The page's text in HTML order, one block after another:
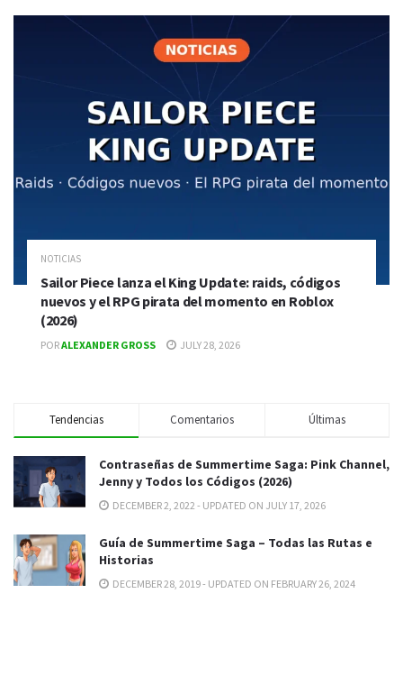
NOTICIAS
Sailor Piece lanza el King Update: raids, códigos
nuevos y el RPG pirata del momento en Roblox
(2026)
PORALEXANDER GROSS JULY 28, 2026
Tendencias Comentarios Últimas
Contraseñas de Summertime Saga: Pink Channel,
Jenny y Todos los Códigos (2026)
DECEMBER 2, 2022 - UPDATED ON JULY 17, 2026
Guía de Summertime Saga – Todas las Rutas e
Historias
DECEMBER 28, 2019 - UPDATED ON FEBRUARY 26, 2024